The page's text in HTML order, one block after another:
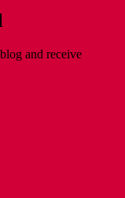
and receive